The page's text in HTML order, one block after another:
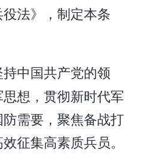
役法》，制定本条
中国共产党的领
想，贯彻新时代军
需要，聚焦备战打
征集高素质兵员。